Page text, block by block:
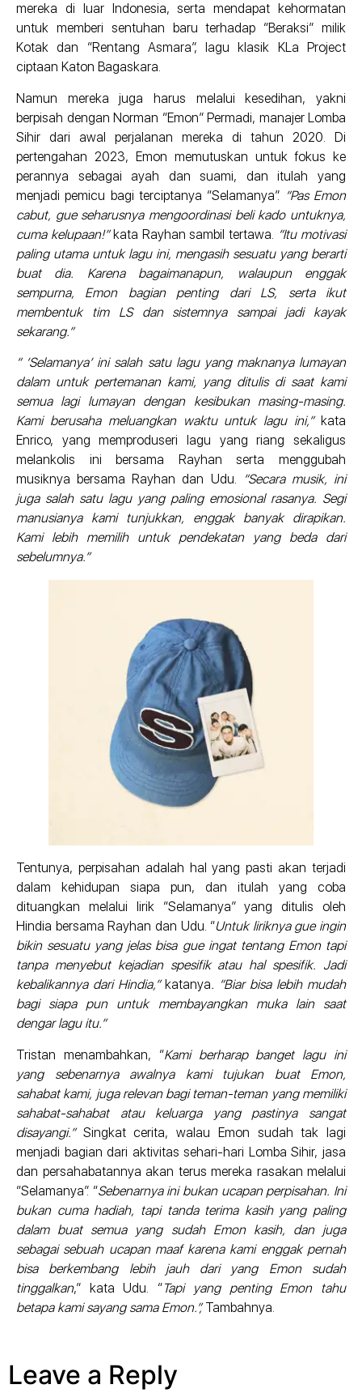
mereka di luar Indonesia, serta mendapat kehormatan
untuk memberi sentuhan baru terhadap “Beraksi” milik
Kotak dan “Rentang Asmara”, lagu klasik KLa Project
ciptaan Katon Bagaskara.
Namun mereka juga harus melalui kesedihan, yakni
berpisah dengan Norman “Emon” Permadi, manajer Lomba
Sihir dari awal perjalanan mereka di tahun 2020. Di
pertengahan 2023, Emon memutuskan untuk fokus ke
perannya sebagai ayah dan suami, dan itulah yang
menjadi pemicu bagi terciptanya “Selamanya”. “Pas Emon
cabut, gue seharusnya mengoordinasi beli kado untuknya,
cuma kelupaan!”kata Rayhan sambil tertawa. “Itu motivasi
paling utama untuk lagu ini, mengasih sesuatu yang berarti
buat dia. Karena bagaimanapun, walaupun enggak
sempurna, Emon bagian penting dari LS, serta ikut
membentuk tim LS dan sistemnya sampai jadi kayak
sekarang.”
“ ‘Selamanya’ ini salah satu lagu yang maknanya lumayan
dalam untuk pertemanan kami, yang ditulis di saat kami
semua lagi lumayan dengan kesibukan masing-masing.
Kami berusaha meluangkan waktu untuk lagu ini,”kata
Enrico, yang memproduseri lagu yang riang sekaligus
melankolis ini bersama Rayhan serta menggubah
musiknya bersama Rayhan dan Udu. “Secara musik, ini
juga salah satu lagu yang paling emosional rasanya. Segi
manusianya kami tunjukkan, enggak banyak dirapikan.
Kami lebih memilih untuk pendekatan yang beda dari
sebelumnya.”
Tentunya, perpisahan adalah hal yang pasti akan terjadi
dalam kehidupan siapa pun, dan itulah yang coba
dituangkan melalui lirik “Selamanya” yang ditulis oleh
Hindia bersama Rayhan dan Udu. “Untuk liriknya gue ingin
bikin sesuatu yang jelas bisa gue ingat tentang Emon tapi
tanpa menyebut kejadian spesifik atau hal spesifik. Jadi
kebalikannya dari Hindia,” katanya. “Biar bisa lebih mudah
bagi siapa pun untuk membayangkan muka lain saat
dengar lagu itu.”
Tristan menambahkan, “Kami berharap banget lagu ini
yang sebenarnya awalnya kami tujukan buat Emon,
sahabat kami, juga relevan bagi teman-teman yang memiliki
sahabat-sahabat atau keluarga yang pastinya sangat
disayangi.” Singkat cerita, walau Emon sudah tak lagi
menjadi bagian dari aktivitas sehari-hari Lomba Sihir, jasa
dan persahabatannya akan terus mereka rasakan melalui
“Selamanya”. “Sebenarnya ini bukan ucapan perpisahan. Ini
bukan cuma hadiah, tapi tanda terima kasih yang paling
dalam buat semua yang sudah Emon kasih, dan juga
sebagai sebuah ucapan maaf karena kami enggak pernah
bisa berkembang lebih jauh dari yang Emon sudah
tinggalkan,” kata Udu. “Tapi yang penting Emon tahu
betapa kami sayang sama Emon.”,Tambahnya.
Leave a Reply